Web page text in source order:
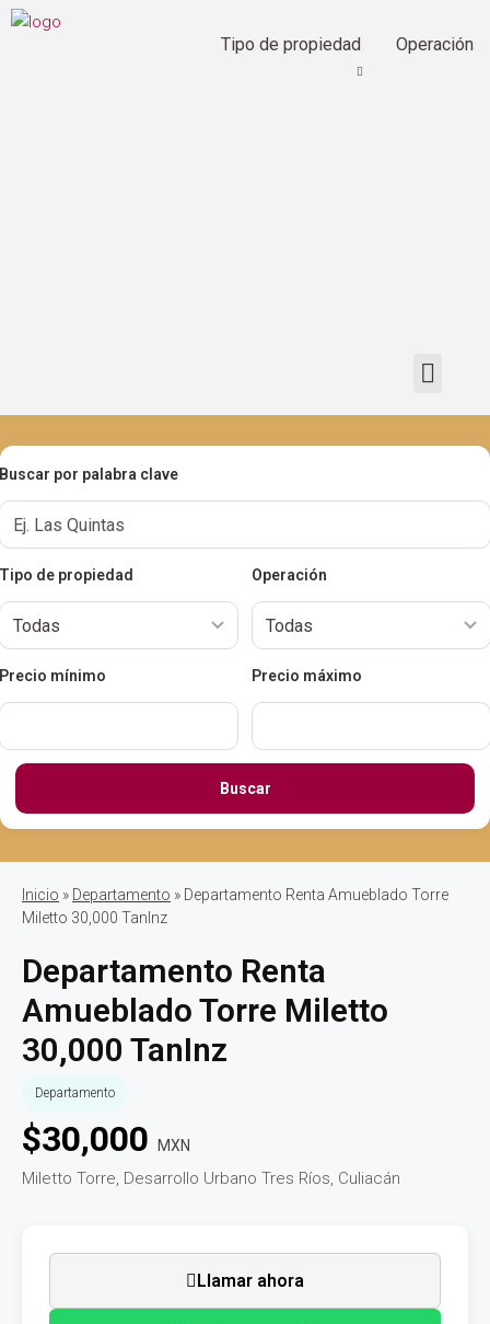
Tipo de propiedad Operación
Buscar por palabra clave
Tipo de propiedad Operación
Precio mínimo Precio máximo
Buscar
Inicio » Departamento » Departamento Renta Amueblado Torre
Miletto 30,000 TanInz
Departamento Renta
Amueblado Torre Miletto
30,000 TanInz
Departamento
$30,000 MXN
Miletto Torre, Desarrollo Urbano Tres Ríos, Culiacán
Llamar ahora